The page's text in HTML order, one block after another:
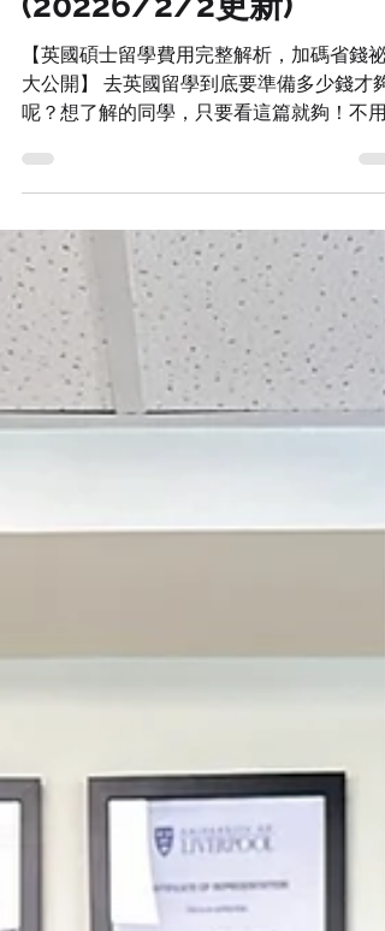
析，加碼省錢祕技大公開
(20226/2/2更新)
【英國碩士留學費用完整解析，加碼省錢祕
呢？想了解的同學，只要看這篇就夠！不用
查別篇文章囉～唯勝的小WIN哥心想，這可
能是很多留學生(的家長們)最關心的問題了！
我們今天就以讀英國研究所一年為例，來向
位有計畫去英國的同學們，做一次完整解析